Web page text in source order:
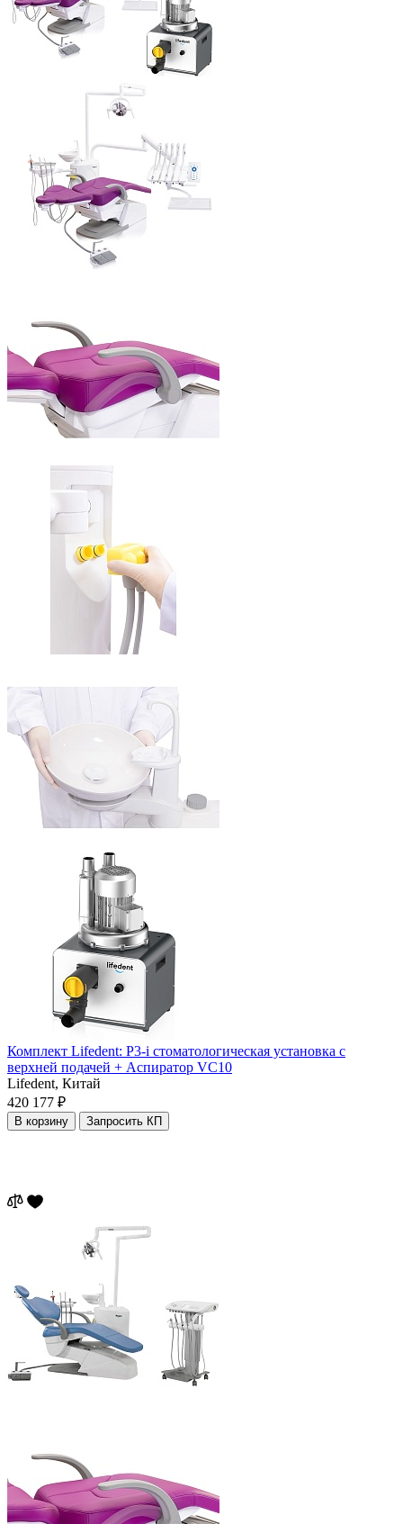
Комплект Lifedent: P3-i стоматологическая установка с
верхней подачей + Аспиратор VC10
Lifedent, Китай
420 177 ₽
В корзину Запросить КП